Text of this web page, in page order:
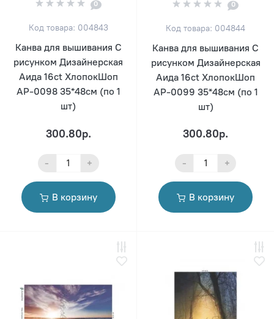
0
Код товара: 004843
Канва для вышивания С
рисунком Дизайнерская
Аида 16ct ХлопокШоп
АР-0098 35*48см (по 1
шт)
300.80р.
- +
В корзину
0
Код товара: 004844
Канва для вышивания С
рисунком Дизайнерская
Аида 16ct ХлопокШоп
АР-0099 35*48см (по 1
шт)
300.80р.
- +
В корзину